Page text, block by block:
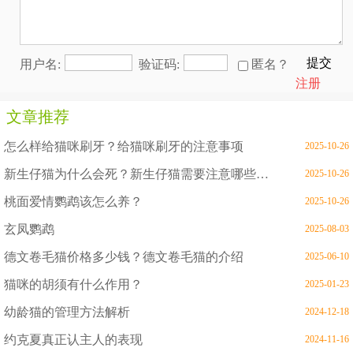
用户名: 验证码: 匿名？
提交
注册
文章推荐
怎么样给猫咪刷牙？给猫咪刷牙的注意事项 2025-10-26
新生仔猫为什么会死？新生仔猫需要注意哪些问题 2025-10-26
桃面爱情鹦鹉该怎么养？ 2025-10-26
玄凤鹦鹉 2025-08-03
德文卷毛猫价格多少钱？德文卷毛猫的介绍 2025-06-10
猫咪的胡须有什么作用？ 2025-01-23
幼龄猫的管理方法解析 2024-12-18
约克夏真正认主人的表现 2024-11-16